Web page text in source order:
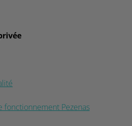
fonctionnement Pezenas